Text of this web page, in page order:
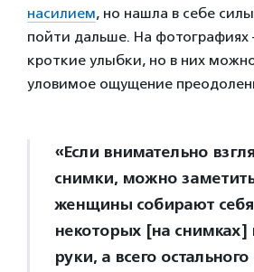
насилием, но нашла в себе
пойти дальше. На
кроткие улыбки, но в них
уловимое ощущение
«Если внимательно
снимки, можно
женщины собирают
некоторых [на снимках]
руки, а всего